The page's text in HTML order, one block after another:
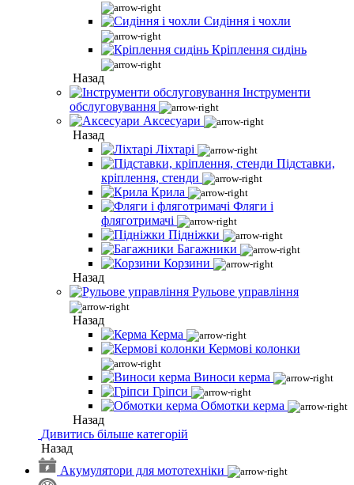
Сидіння і чохли
Кріплення сидінь
Назад
Інструменти
обслуговування
Аксесуари
Назад
Ліхтарі
Підставки,
кріплення, стенди
Крила
Фляги і
фляготримачі
Підніжки
Багажники
Корзини
Назад
Рульове управління
Назад
Керма
Кермові колонки
Виноси керма
Гріпси
Обмотки керма
Назад
Дивитись більше категорій
Назад
Акумулятори для мототехніки